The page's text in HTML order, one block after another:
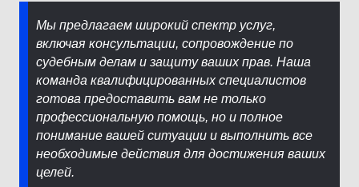
Мы предлагаем широкий спектр услуг,
включая консультации, сопровождение по
судебным делам и защиту ваших прав. Наша
команда квалифицированных специалистов
готова предоставить вам не только
профессиональную помощь, но и полное
понимание вашей ситуации и выполнить все
необходимые действия для достижения ваших
целей.